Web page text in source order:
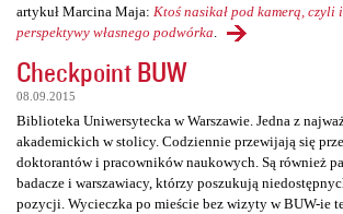
artykuł Marcina Maja: Ktoś nasikał pod kamerą,
perspektywy własnego podwórka
Checkpoint BUW
08.09.2015
Biblioteka Uniwersytecka w Warszawie. Jedna z
akademickich w stolicy. Codziennie przewijają się
doktorantów i pracowników naukowych. Są również
badacze i warszawiacy, którzy poszukują
pozycji. Wycieczka po mieście bez wizyty w BUW-ie